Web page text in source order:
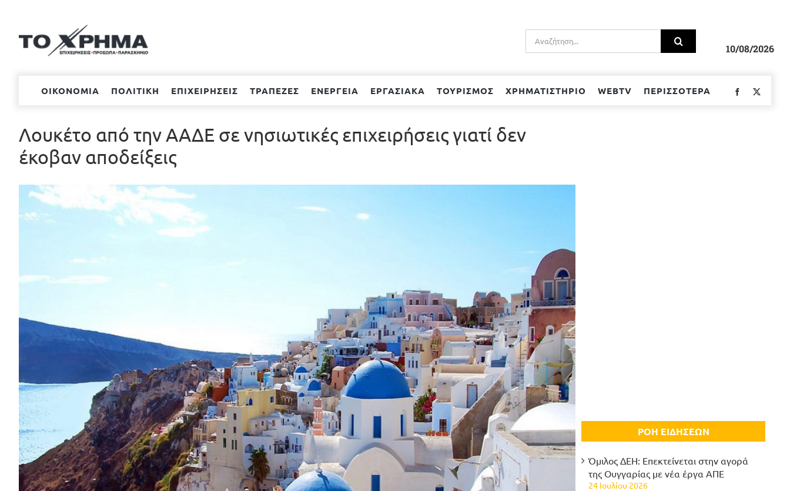
περιεχόμενο
Αναζήτηση
για:
10/08/2026
ΟΙΚΟΝΟΜΙΑ ΠΟΛΙΤΙΚΗ ΕΠΙΧΕΙΡΗΣΕΙΣ ΤΡΑΠΕΖΕΣ ΕΝΕΡΓΕΙΑ ΕΡΓΑΣΙΑΚΑ ΤΟΥΡΙΣΜΟΣ ΧΡΗΜΑΤΙΣΤΗΡΙΟ WEBTV ΠΕΡΙΣΣΟΤΕΡΑ Facebook
Λουκέτο από την ΑΑΔΕ σε νησιωτικές επιχειρήσεις γιατί δεν
έκοβαν αποδείξεις
Προβολή
μεγαλύτερης
εικόνας
ΡΟΗ ΕΙΔΗΣΕΩΝ
Όμιλος ΔΕΗ: Επεκτείνεται στην αγορά
της Ουγγαρίας με νέα έργα ΑΠΕ
24 Ιουλίου 2026